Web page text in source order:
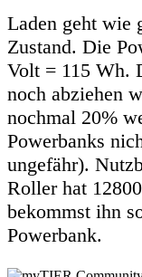
Laden geht wie
Zustand. Die
Volt = 115 Wh.
noch abziehen
nochmal 20%
Powerbanks
ungefähr).
Roller hat
bekommst ihn
Powerbank.